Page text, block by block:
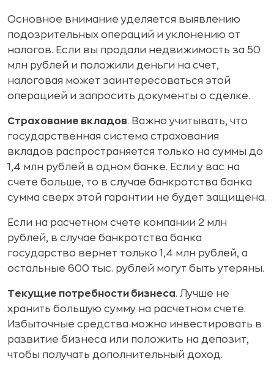
Основное внимание уделяется выявлению
подозрительных операций и уклонению от
налогов. Если вы продали недвижимость за 50
млн рублей и положили деньги на счет,
налоговая может заинтересоваться этой
операцией и запросить документы о сделке.
Страхование вкладов. Важно учитывать, что
государственная система страхования
вкладов распространяется только на суммы до
1,4 млн рублей в одном банке. Если у вас на
счете больше, то в случае банкротства банка
сумма сверх этой гарантии не будет защищена.
Если на расчетном счете компании 2 млн
рублей, в случае банкротства банка
государство вернет только 1,4 млн рублей, а
остальные 600 тыс. рублей могут быть утеряны.
Текущие потребности бизнеса. Лучше не
хранить большую сумму на расчетном счете.
Избыточные средства можно инвестировать в
развитие бизнеса или положить на депозит,
чтобы получать дополнительный доход.